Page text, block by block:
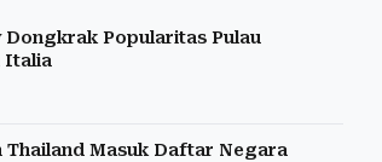
Dongkrak Popularitas Pulau
Italia
Thailand Masuk Daftar Negara